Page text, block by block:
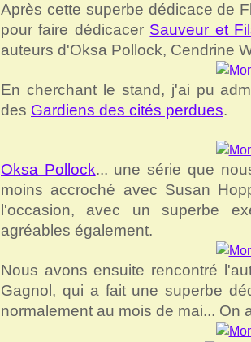
Après cette superbe dédicace de
pour faire dédicacer Sauveur et
auteurs d'Oksa Pollock, Cendrine
En cherchant le stand, j'ai pu
des Gardiens des cités perdues.
Oksa Pollock... une série que
moins accroché avec Susan
l'occasion, avec un superbe
agréables également.
Nous avons ensuite rencontré
Gagnol, qui a fait une superbe
normalement au mois de mai... On